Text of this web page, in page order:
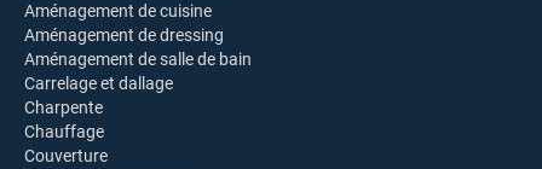
Aménagement de cuisine
Aménagement de dressing
Aménagement de salle de bain
Carrelage et dallage
Charpente
Chauffage
Couverture